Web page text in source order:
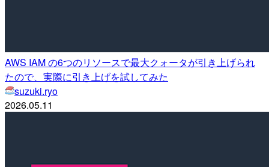
AWS IAM の6つのリソースで最大クォータが引き上げられ
たので、実際に引き上げを試してみた
suzuki.ryo
2026.05.11